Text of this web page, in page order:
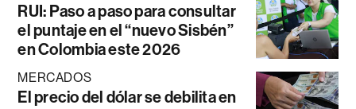
RUI: Paso a paso para consultar
el puntaje en el “nuevo Sisbén”
en Colombia este 2026
MERCADOS
El precio del dólar se debilita en